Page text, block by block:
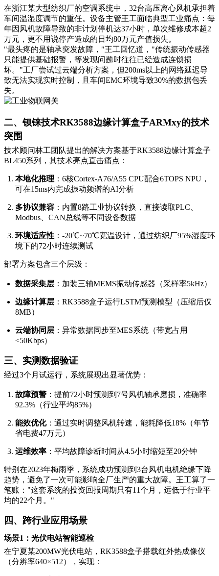
在浙江某大型纺织厂的空调系统中，32台高压离心风机承担着
车间温湿度调节的重任。设备主管王工面临典型工业痛点：每
年因风机故障导致的非计划停机达37小时，单次维修成本超2
万元，更不用说停产造成的日均80万元产值损失。
"最头疼的是轴承突发故障，"王工回忆道，"传统振动传感器
只能提供基础报警，等发现问题时往往已经造成连锁损
坏。"工厂尝试过云端分析方案，但200ms以上的网络延迟导
致无法实现实时控制，且车间EMC环境导致30%的数据包丢
失。
二、钡铼技术RK3588边缘计算盒子ARMxy的技术
突围
技术顾问林工团队提出的解决方案基于RK3588边缘计算盒子
BL450系列，其技术亮点直击痛点：
本地化推理 ：6核Cortex-A76/A55 CPU配合6TOPS NPU，
可在15ms内完成振动频谱的AI分析
多协议兼容 ：内置8路工业协议转换，直接读取PLC、
Modbus、CAN总线等不同设备数据
环境适应性 ：-20℃~70℃宽温设计，通过纺织厂95%湿度环
境下的72小时连续测试
部署方案包含三个层级：
数据采集层 ：加装三轴MEMS振动传感器（采样率5kHz）
边缘计算层 ：RK3588盒子运行LSTM预测模型（压缩后仅
8MB）
云端协同层 ：异常数据同步至MES系统（带宽占用
<50Kbps）
三、实测数据验证
经过3个月试运行，系统展现出显著优势：
故障预警 ：提前72小时预测到7号风机轴承磨损，准确率
92.3%（行业平均85%）
能效优化：通过实时调整风机转速，能耗降低18%（年节
省电费47万元）
运维效率 ：平均故障诊断时间从4.5小时缩短至20分钟
特别在2023年梅雨季，系统成功预测到3台风机电机绝缘下降
趋势，避免了一次可能影响全厂生产的重大故障。王工算了一
笔账："这套系统的投资回报周期只有11个月，远低于行业平
均的22个月。"
四、跨行业应用场景
场景1：光伏电站智能巡检
在宁夏某200MW光伏电站，RK3588盒子搭载红外热成像仪
（分辨率640×512），实现：